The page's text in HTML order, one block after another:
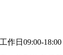
作日09:00-18:00